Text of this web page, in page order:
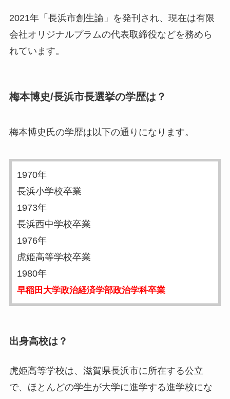
2021年「長浜市創生論」を発刊され、現在は有限
会社オリジナルプラムの代表取締役などを務めら
れています。
梅本博史/長浜市長選挙の学歴は？
梅本博史氏の学歴は以下の通りになります。
1970年
長浜小学校卒業
1973年
長浜西中学校卒業
1976年
虎姫高等学校卒業
1980年
早稲田大学政治経済学部政治学科卒業
出身高校は？
虎姫高等学校は、滋賀県長浜市に所在する公立
で、ほとんどの学生が大学に進学する進学校にな